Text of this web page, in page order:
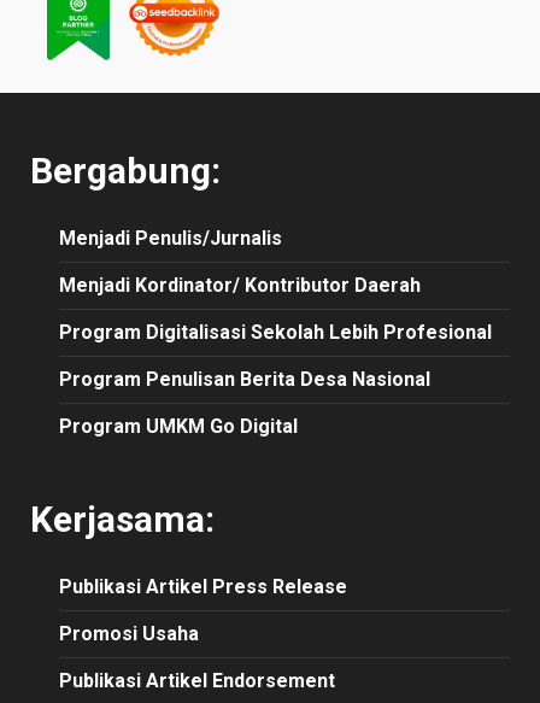
Bergabung:
Menjadi Penulis/Jurnalis
Menjadi Kordinator/ Kontributor Daerah
Program Digitalisasi Sekolah Lebih Profesional
Program Penulisan Berita Desa Nasional
Program UMKM Go Digital
Kerjasama:
Publikasi Artikel Press Release
Promosi Usaha
Publikasi Artikel Endorsement